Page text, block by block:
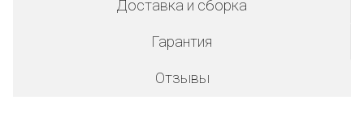
Доставка и сборка
Гарантия
Отзывы